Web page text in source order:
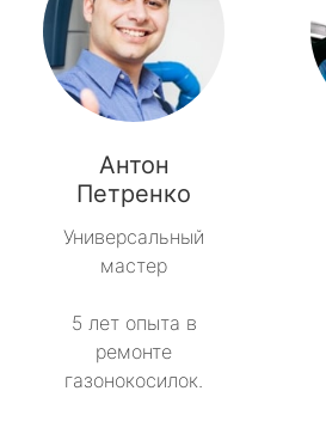
Антон
Петренко
Универсальный
мастер
5 лет опыта в
ремонте
газонокосилок.